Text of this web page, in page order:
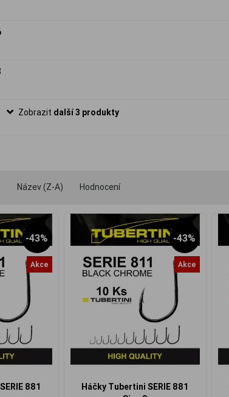
Zobrazit další 3 produkty
Název (Z-A) Hodnocení
-43%
Akce
881
-43%
Akce
Háčky Tubertini SERIE 881